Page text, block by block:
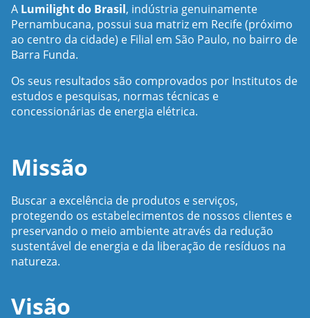
A Lumilight do Brasil, indústria genuinamente
Pernambucana, possui sua matriz em Recife (próximo
ao centro da cidade) e Filial em São Paulo, no bairro de
Barra Funda.
Os seus resultados são comprovados por Institutos de
estudos e pesquisas, normas técnicas e
concessionárias de energia elétrica.
Missão
Buscar a excelência de produtos e serviços,
protegendo os estabelecimentos de nossos clientes e
preservando o meio ambiente através da redução
sustentável de energia e da liberação de resíduos na
natureza.
Visão